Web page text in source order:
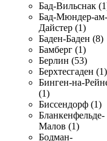
Бад-Вильснак
Бад-Мюндер-ам-
Дайстер (1)
Баден-Баден (8)
Бамберг (1)
Берлин (53)
Берхтесгаден (1)
Бинген-на-
(1)
Биссендорф (1)
Бланкенфельде-
Малов (1)
Бодман-